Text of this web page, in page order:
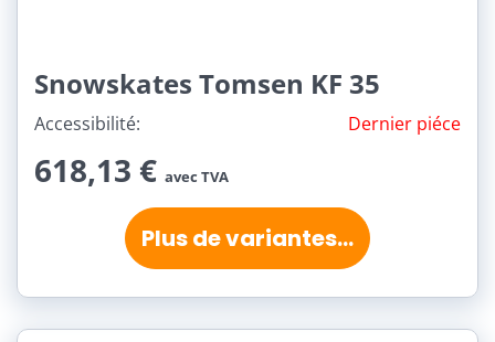
Snowskates Tomsen KF 35
Accessibilité: Dernier piéce
618,13 € avec TVA
Plus de variantes...